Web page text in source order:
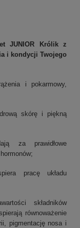
JUNIOR Królik z
i kondycji Twojego
i pokarmowy,
skórę i piękną
za prawidłowe
pracę układu
składników
równoważenie
pigmentację nosa i